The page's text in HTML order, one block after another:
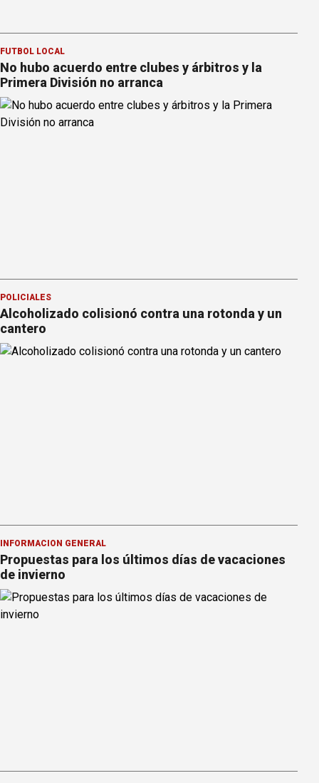
FÚTBOL LOCAL
No hubo acuerdo entre clubes y árbitros y la
Primera División no arranca
POLICIALES
Alcoholizado colisionó contra una rotonda y un
cantero
INFORMACION GENERAL
Propuestas para los últimos días de vacaciones
de invierno